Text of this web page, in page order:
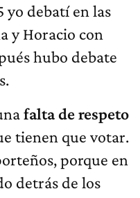
yo debatí en las
y Horacio con
hubo debate
falta de respeto
tienen que votar.
porque en
detrás de los